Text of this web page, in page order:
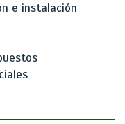
e instalación